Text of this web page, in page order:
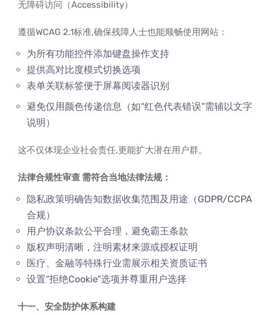
无障碍访问（Accessibility）
遵循WCAG 2.1标准,确保残障人士也能顺畅使用网站：
为所有功能控件添加键盘操作支持
提供高对比度模式切换选项
表单关联标签便于屏幕阅读器识别
避免仅用颜色传递信息（如“红色代表错误”需辅以文字
说明）
这不仅体现企业社会责任,更能扩大潜在用户群。
法律合规性审查 需符合当地法律法规：
隐私政策明确告知数据收集范围及用途（GDPR/CCPA
合规）
用户协议条款公平合理，避免霸王条款
版权声明清晰，注明素材来源或授权证明
医疗、金融等特殊行业需展示相关资质证书
设置“拒绝Cookie”选项并尊重用户选择
十一、安全防护体系构建